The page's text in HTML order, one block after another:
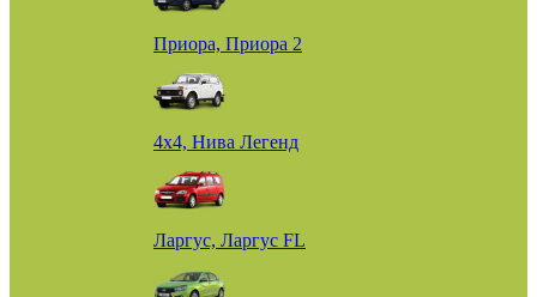
Приора, Приора 2
4х4, Нива Легенд
Ларгус, Ларгус FL